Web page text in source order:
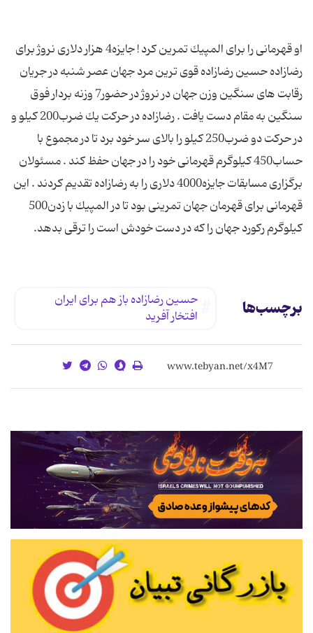
او قهرمانی را برای المپیك تمرین كرد ! جایزه4 هزار دلاری نروژ برای
رضازاده حسین رضازاده قوی ترین مرد جهان عصر شنبه در جریان
رقابت های سنگین وزن جهان در نروژ در حضور7 وزنه بردار فوق
سنگین به مقام دست یافت . رضازاده در حركت یك ضرب200 كیلو و
در حركت دو ضرب250 كیلو را بالای سر خود برد تا در مجموع با
حساب450 كیلوگرم قهرمانی خود را در جهان حفظ كند . مسئولان
برگزاری مسابقات جایزه4000 دلاری را به رضازاده تقدیم كردند . این
قهرمانی برای قهرمان جهان تمرینی بود تا در المپیك با زدن500
كیلوگرم ركورد جهان را كه در دست خودش است را ترقی بدهد.
برچسب‌ها
حسین رضازاده باز هم برای ایران
افتخار آفرید